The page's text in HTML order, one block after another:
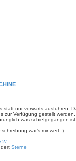
statt nur vorwärts ausführen.
zur Verfügung gestellt
was schiefgegangen ist.
war’s mir wert :)
2/
Sterne